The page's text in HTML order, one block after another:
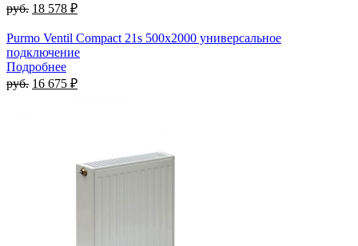
руб. 18 578 ₽
Purmo Ventil Compact 21s 500х2000 универсальное
подключение
Подробнее
руб. 16 675 ₽